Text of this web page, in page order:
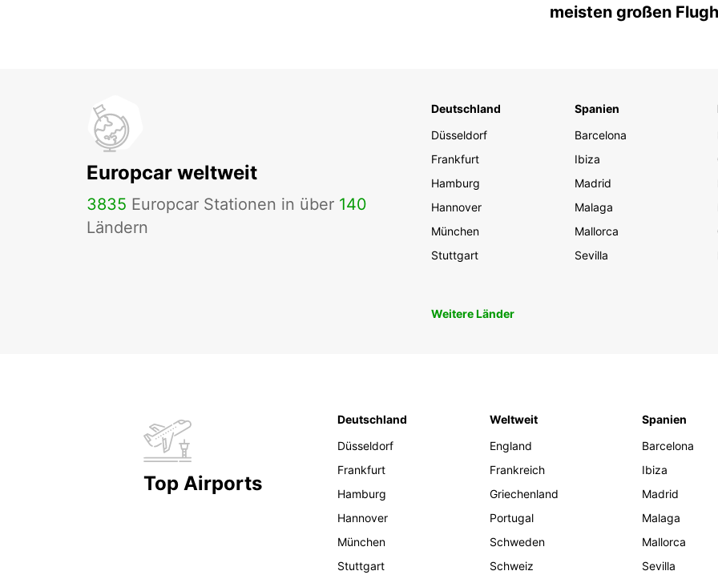
meisten großen
Europcar weltweit
3835 Europcar Stationen in über 140
Ländern
Deutschland
Düsseldorf
Frankfurt
Hamburg
Hannover
München
Stuttgart
Spanien
Barcelona
Ibiza
Madrid
Malaga
Mallorca
Sevilla
Weitere Länder
Top Airports
Deutschland
Düsseldorf
Frankfurt
Hamburg
Hannover
München
Stuttgart
Weltweit
England
Frankreich
Griechenland
Portugal
Schweden
Schweiz
Spanien
Barcelona
Ibiza
Madrid
Malaga
Mallorca
Sevilla